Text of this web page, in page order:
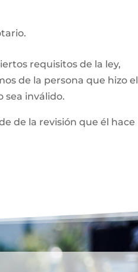
requisitos de la ley,
de la persona que hizo el
sea inválido.
de la revisión que él hace